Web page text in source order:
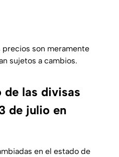
son meramente
sujetos a cambios.
de las divisas
de julio en
en el estado de